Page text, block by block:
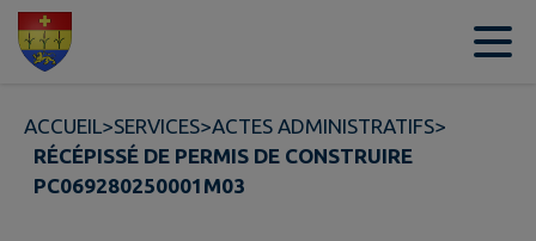
Contenu
ACCUEIL>SERVICES>ACTES ADMINISTRATIFS>
RÉCÉPISSÉ DE PERMIS DE CONSTRUIRE
PC069280250001M03